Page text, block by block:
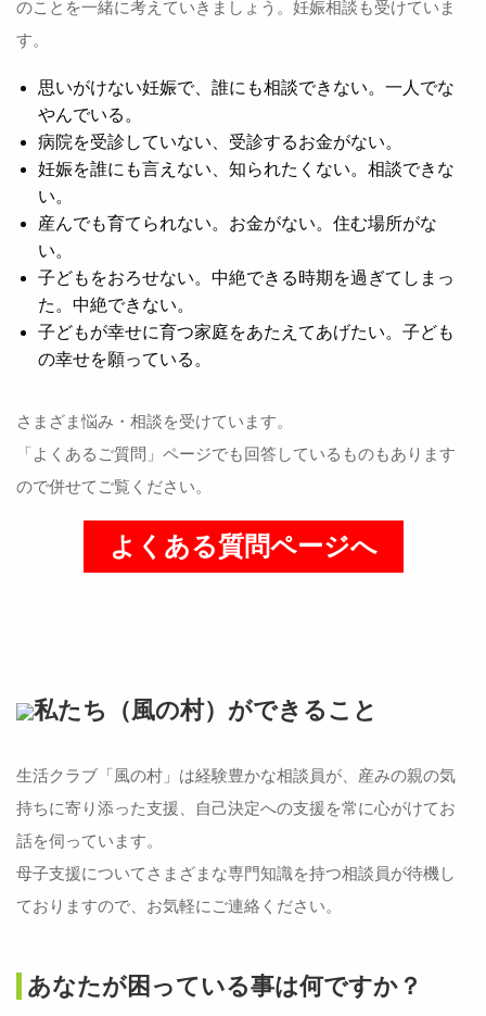
のことを一緒に考えていきましょう。妊娠相談も受けていま
す。
思いがけない妊娠で、誰にも相談できない。一人でな
やんでいる。
病院を受診していない、受診するお金がない。
妊娠を誰にも言えない、知られたくない。相談できな
い。
産んでも育てられない。お金がない。住む場所がな
い。
子どもをおろせない。中絶できる時期を過ぎてしまっ
た。中絶できない。
子どもが幸せに育つ家庭をあたえてあげたい。子ども
の幸せを願っている。
さまざま悩み・相談を受けています。
「よくあるご質問」ページでも回答しているものもあります
ので併せてご覧ください。
よくある質問ページへ
私たち（風の村）ができること
生活クラブ「風の村」は経験豊かな相談員が、産みの親の気
持ちに寄り添った支援、自己決定への支援を常に心がけてお
話を伺っています。
母子支援についてさまざまな専門知識を持つ相談員が待機し
ておりますので、お気軽にご連絡ください。
あなたが困っている事は何ですか？